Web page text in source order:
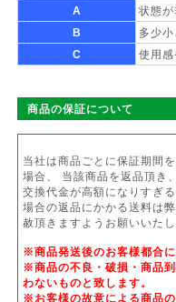
A
状態
B
多少
C
使用
商品の保証について
当社は商品ごとに保証期間
場合、 当該商品を返品頂き
交換代金が高額になりすぎ
場合の返品にかかる送料は
赦頂きますようお願いいた
※商品発送後のお客様都合
※商品の不良・破損・商品
わないものと致します。
※お客様の故意による商品